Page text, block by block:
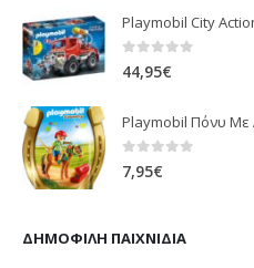
0 out of 5
44,95€
Playmobil Πόνυ Με
0out of 5
7,95€
ΔΗΜΟΦΙΛΉ ΠΑΙΧΝΊΔΙΑ